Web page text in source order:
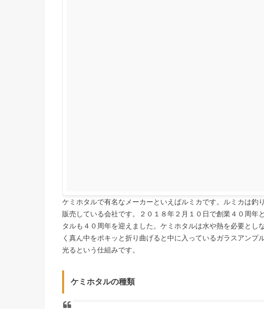
ケミホタルで有名なメーカーといえばルミカです。ルミカは釣
販売している会社です。２０１８年２月１０日で創業４０周年
タルも４０周年を迎えました。ケミホタルは水や熱を必要とし
く真ん中をポキッと折り曲げると中に入っているガラスアンプ
光るという仕組みです。
ケミホタルの種類